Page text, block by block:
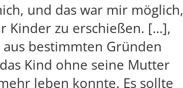
und das war mir möglich,
Kinder zu erschießen. […],
bestimmten Gründen
Kind ohne seine Mutter
leben konnte. Es sollte